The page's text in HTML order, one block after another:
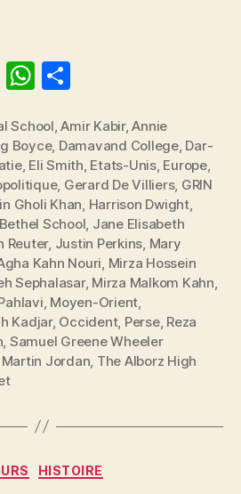
Li
k
e
dI
n
W
at
s
A
p
p
rt
a
g
er
School ,Amir Kabir,Annie
Boyce, Damavand College, Dar-
, Eli Smith Etats-Unis, Europe,
, Gerard De Villiers, GRIN
Gholi Khan Harrison Dwight,
School Jane Elisabeth
Reuter, Justin Perkins Mary
Kahn Nouri Mirza Hossein
Sephalasar, Mirza Malkom Kahn
Moyen-Orient
Kadjar, Occident, Perse, Reza
Samuel Greene Wheeler
Jordan The Alborz High
Catégories
HISTOIRE